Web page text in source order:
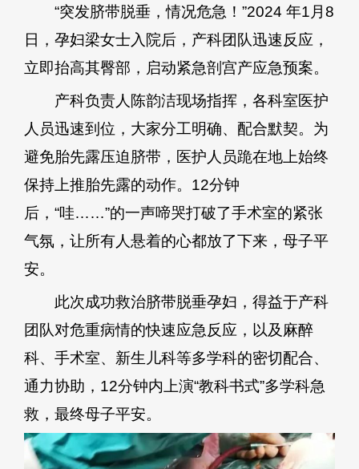
“突发脐带脱垂，情况危急！”2024 年1月8
日，孕妇梁女士入院后，产科团队迅速反应，
立即抬高其臀部，启动紧急剖宫产应急预案。
产科负责人陈韵洁现场指挥，各科室医护
人员迅速到位，大家分工明确、配合默契。为
避免胎先露压迫脐带，医护人员跪在地上始终
保持上推胎先露的动作。12分钟
后，“哇……”的一声啼哭打破了手术室的紧张
气氛，让所有人悬着的心都放了下来，母子平
安。
此次成功救治脐带脱垂孕妇，得益于产科
团队对危重病情的快速应急反应，以及麻醉
科、手术室、新生儿科等多学科的密切配合、
通力协助，12分钟内上演“教科书式”多学科急
救，最终母子平安。